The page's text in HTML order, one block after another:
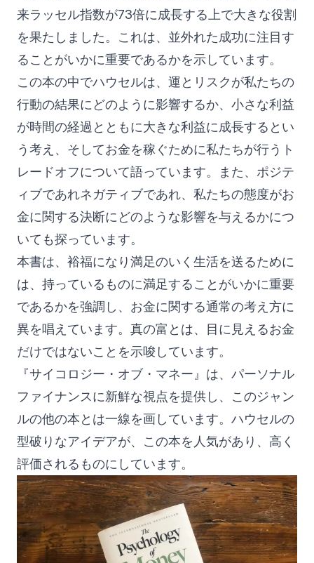
来ラッセル指数が73倍に成長する上で大きな役割
を果たしました。これは、並外れた成功に注目す
ることがいかに重要であるかを示しています。
この本の中でハウセルは、運とリスクが私たちの
行動の結果にどのように影響するか、小さな利益
が時間の経過とともに大きな利益に成長するとい
う考え、そしてお金を稼ぐために私たちが行うト
レードオフについて語っています。また、ポジテ
ィブであれネガティブであれ、私たちの態度がお
金に関する決断にどのような影響を与えるかにつ
いても探っています。
本書は、裕福になり満足のいく生活を送るために
は、持っているものに満足することがいかに重要
であるかを強調し、お金に関する通常の考え方に
異を唱えています。真の富とは、目に見えるお金
だけではないことを示唆しています。
『サイコロジー・オブ・マネー』は、パーソナル
ファイナンスに新鮮な視点を提供し、このジャン
ルの他の本とは一線を画しています。ハウセルの
型破りなアイデアが、この本を人気があり、高く
評価されるものにしています。